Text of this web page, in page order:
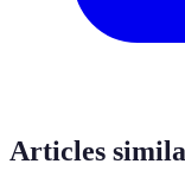
Articles